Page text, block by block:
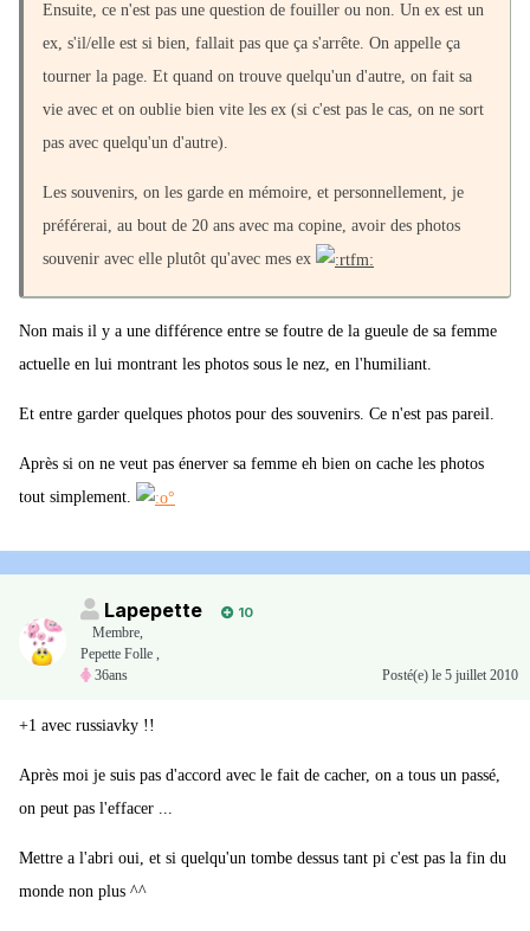
Ensuite, ce n'est pas une question de fouiller ou non. Un ex est un
ex, s'il/elle est si bien, fallait pas que ça s'arrête. On appelle ça
tourner la page. Et quand on trouve quelqu'un d'autre, on fait sa
vie avec et on oublie bien vite les ex (si c'est pas le cas, on ne sort
pas avec quelqu'un d'autre).
Les souvenirs, on les garde en mémoire, et personnellement, je
préférerai, au bout de 20 ans avec ma copine, avoir des photos
souvenir avec elle plutôt qu'avec mes ex
Non mais il y a une différence entre se foutre de la gueule de sa femme
actuelle en lui montrant les photos sous le nez, en l'humiliant.
Et entre garder quelques photos pour des souvenirs. Ce n'est pas pareil.
Après si on ne veut pas énerver sa femme eh bien on cache les photos
tout simplement.
Lapepette
10
Membre,
Pepette Folle ,
36ans
Posté(e) le 5 juillet 2010
+1 avec russiavky !!
Après moi je suis pas d'accord avec le fait de cacher, on a tous un passé,
on peut pas l'effacer ...
Mettre a l'abri oui, et si quelqu'un tombe dessus tant pi c'est pas la fin du
monde non plus ^^